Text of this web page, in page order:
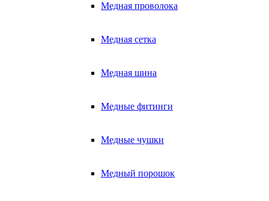
Медная проволока
Медная сетка
Медная шина
Медные фитинги
Медные чушки
Медный порошок